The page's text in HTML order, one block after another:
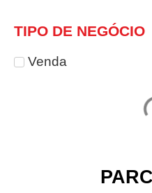
TIPO DE NEGÓCIO
Venda